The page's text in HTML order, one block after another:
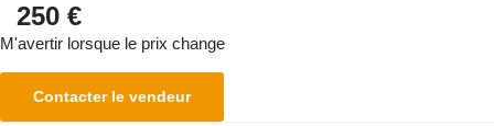
250 €
M'avertir lorsque le prix change
Contacter le vendeur